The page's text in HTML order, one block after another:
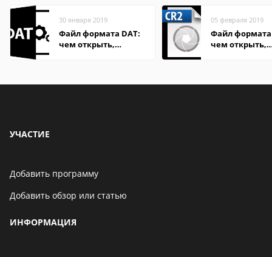
30 января 2019
Файл формата DAT:
чем открыть,
05 февраля 2019
Файл формата
чем открыть,
УЧАСТИЕ
Добавить программу
Добавить обзор или статью
ИНФОРМАЦИЯ